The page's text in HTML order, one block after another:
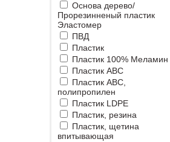
Основа дерево/
Прорезинненый пластик
Эластомер
ПВД
Пластик
Пластик 100% Меламин
Пластик ABC
Пластик ABC,
полипропилен
Пластик LDPE
Пластик, резина
Пластик, щетина
впитывающая